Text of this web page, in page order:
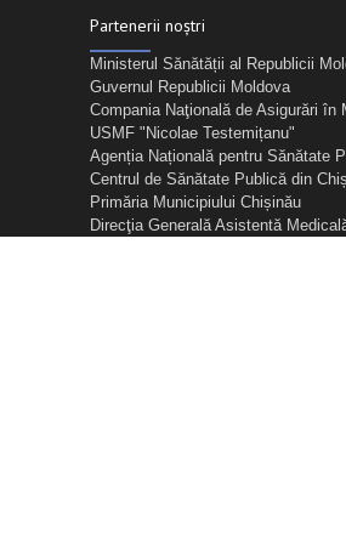
Partenerii noștri
Ministerul Sănătății al Republicii
Guvernul Republicii Moldova
Compania Naţională de Asigurări în
USMF "Nicolae Testemițanu"
Agenția Națională pentru Sănătate
Centrul de Sănătate Publică din
Primăria Municipiului Chișinău
Direcţia Generală Asistentă